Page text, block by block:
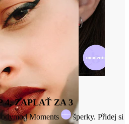
4, ZAPLAŤ ZA 3
Moments
šperky. Přidej si 4